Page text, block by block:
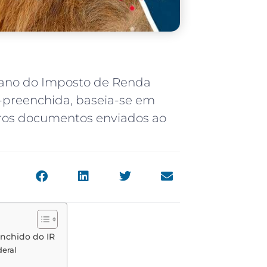
do Imposto de Renda
baseia-se em
documentos enviados ao
do IR